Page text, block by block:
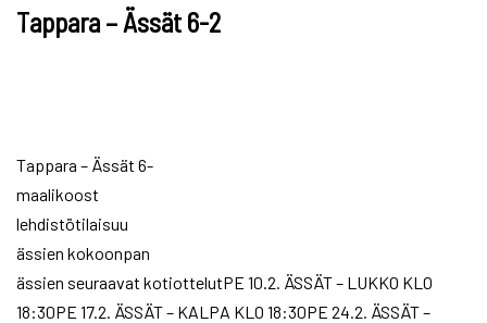
Tappara – Ässät 6-2
Tappara – Ässät 6-
maalikoost
lehdistötilaisuu
ässien kokoonpan
ässien seuraavat kotiottelutPE 10.2. ÄSSÄT – LUKKO KLO
18:30PE 17.2. ÄSSÄT – KALPA KLO 18:30PE 24.2. ÄSSÄT –